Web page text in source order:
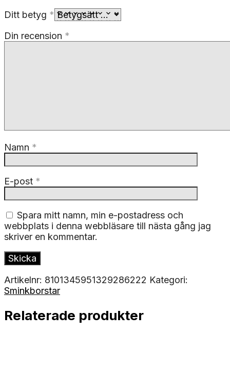
Ditt betyg *
Din recension *
Namn *
E-post *
Spara mitt namn, min e-postadress och
webbplats i denna webbläsare till nästa gång jag
skriver en kommentar.
Artikelnr: 8101345951329286222 Kategori:
Sminkborstar
Relaterade produkter